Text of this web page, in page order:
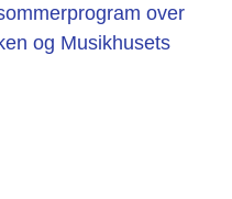
over
og Musikhusets